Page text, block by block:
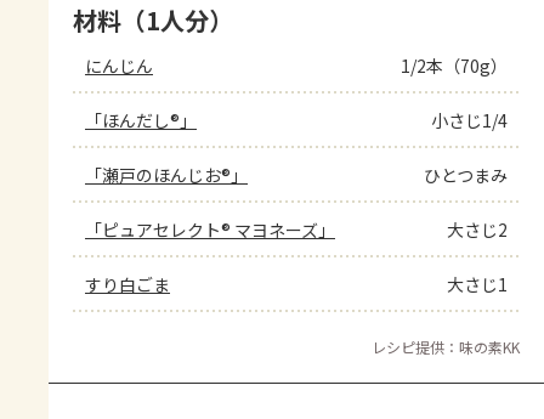
材料（1人分）
にんじん 1/2本（70g）
「ほんだし®」 小さじ1/4
「瀬戸のほんじお®」 ひとつまみ
「ピュアセレクト® マヨネーズ」 大さじ2
すり白ごま 大さじ1
レシピ提供：味の素KK